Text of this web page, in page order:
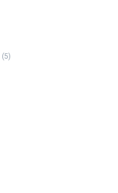
(5)